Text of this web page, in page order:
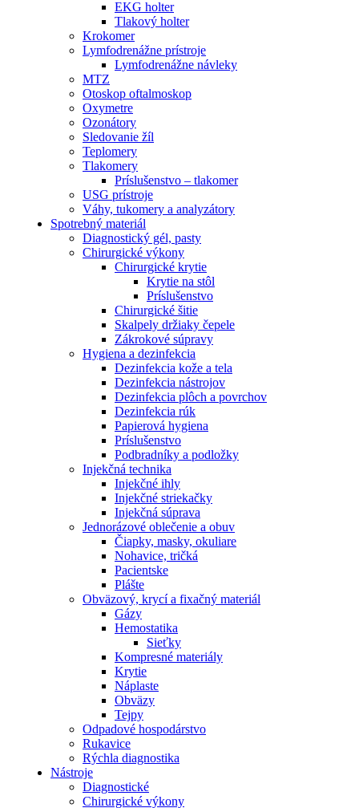
EKG holter
Tlakový holter
Krokomer
Lymfodrenážne prístroje
Lymfodrenážne návleky
MTZ
Otoskop oftalmoskop
Oxymetre
Ozonátory
Sledovanie žíl
Teplomery
Tlakomery
Príslušenstvo – tlakomer
USG prístroje
Váhy, tukomery a analyzátory
Spotrebný materiál
Diagnostický gél, pasty
Chirurgické výkony
Chirurgické krytie
Krytie na stôl
Príslušenstvo
Chirurgické šitie
Skalpely držiaky čepele
Zákrokové súpravy
Hygiena a dezinfekcia
Dezinfekcia kože a tela
Dezinfekcia nástrojov
Dezinfekcia plôch a povrchov
Dezinfekcia rúk
Papierová hygiena
Príslušenstvo
Podbradníky a podložky
Injekčná technika
Injekčné ihly
Injekčné striekačky
Injekčná súprava
Jednorázové oblečenie a obuv
Čiapky, masky, okuliare
Nohavice, tričká
Pacientske
Plášte
Obväzový, krycí a fixačný materiál
Gázy
Hemostatika
Sieťky
Kompresné materiály
Krytie
Náplaste
Obväzy
Tejpy
Odpadové hospodárstvo
Rukavice
Rýchla diagnostika
Nástroje
Diagnostické
Chirurgické výkony